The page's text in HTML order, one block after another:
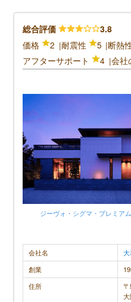
▶積水ハウス評判は？建て
▶積水ハウスの坪単価はい
積水ハウスで建てて後
自由設計で自分だけの理
自由度が高く、自分だけの
林業で家を建てた方を対
足度97%と多くの方が住友
す。自分に合ったプランを
＼住友林業
口コミ評判平均
40代女性
か？とか、無理な場合は代替案
さったり、とても親身に対応し
なので、設計はほぼこちらの思
っています。 工事が始まり、
総合評価
3.8
価格
2 耐震性 5 断熱
アフターサポート
4 会社
ジーヴォ・シグマ・プレミア
会社名
創業
住所
〒